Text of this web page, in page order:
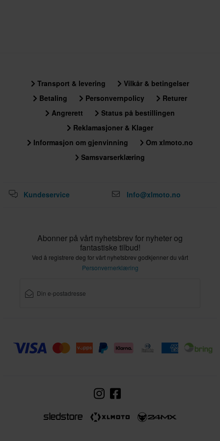
Transport & levering
Vilkår & betingelser
Betaling
Personvernpolicy
Returer
Angrerett
Status på bestillingen
Reklamasjoner & Klager
Informasjon om gjenvinning
Om xlmoto.no
Samsvarserklæring
Kundeservice Info@xlmoto.no
Abonner på vårt nyhetsbrev for nyheter og
fantastiske tilbud!
Ved å registrere deg for vårt nyhetsbrev godkjenner du vårt
Personvernerklæring